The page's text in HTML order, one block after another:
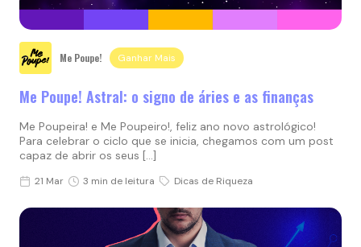
Me Poupe! Ganhar Mais
Me Poupe! Astral: o signo de áries e as finanças
Me Poupeira! e Me Poupeiro!, feliz ano novo astrológico!
Para celebrar o ciclo que se inicia, chegamos com um post
capaz de abrir os seus […]
21 Mar 3 min de leitura Dicas de Riqueza